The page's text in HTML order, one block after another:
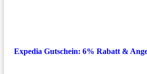
Expedia Gutschein: 6% Rabatt &